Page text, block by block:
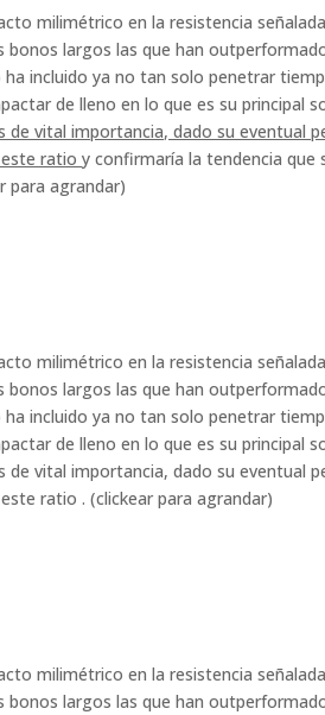
milimétrico en la resistencia
largos las que han
incluido ya no tan solo penetrar
de lleno en lo que es su principal
de vital importancia, dado su eventual
este ratioy confirmaría la tendencia que
para agrandar)
milimétrico en la resistencia
largos las que han
incluido ya no tan solo penetrar
de lleno en lo que es su principal
vital importancia, dado su eventual
ratio . (clickear para agrandar)
milimétrico en la resistencia
largos las que han